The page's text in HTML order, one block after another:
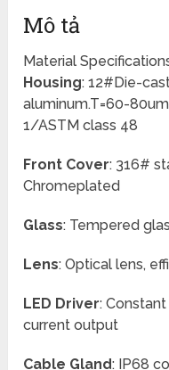
Mô tả
Material
H ousing: 12#Die-
aluminum.T=60-
1/ASTM class 48
Front Cover: 316#
Chromeplated
Glass: Tempered
Lens: Optical lens,
LED Driver:
current output
Cable Gland: IP68